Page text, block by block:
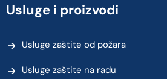
Usluge i proizvodi
Usluge zaštite od požara
Usluge zaštite na radu